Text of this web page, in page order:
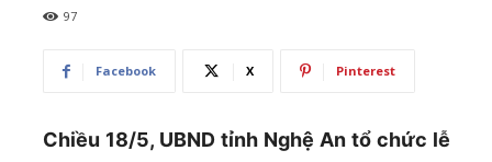
97
Facebook X Pinterest
Chiều 18/5, UBND tỉnh Nghệ An tổ chức lễ